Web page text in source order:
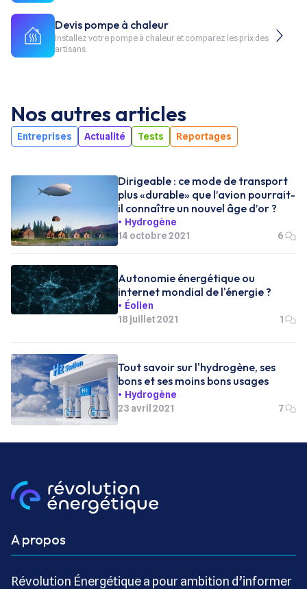
Devis pompe à chaleur
Installez votre pompe à chaleur et comparez les prix des
artisans
Nos autres articles
Entreprises Actualité Tests Reportages
Dirigeable : ce mode de transport
plus «durable» que l’avion pourrait-
il connaître un nouvel âge d’or ?
Hydrogène
14 octobre 2021
6
Autonomie énergétique ou
internet mondial de l'énergie ?
Éolien
18 juillet 2021
1
Tout savoir sur l'hydrogène, ses
bons et ses moins bons usages
Hydrogène
23 avril 2021
7
A propos
Révolution Énergétique a pour ambition d’informer